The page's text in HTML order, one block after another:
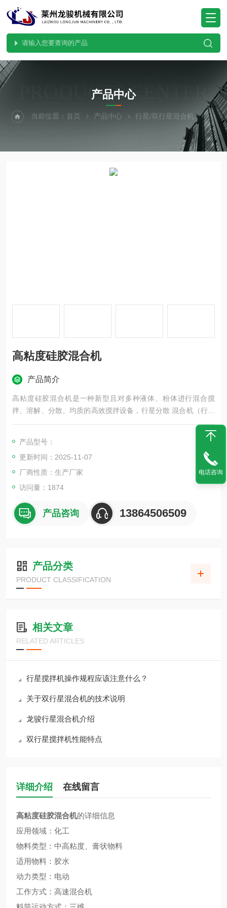
PRODUCTS CENTER
产品中心
当前位置：首页 产品中心 行星/双行星混合机 行星
高粘度硅胶混合机
产品简介
高粘度硅胶混合机是一种新型且对多种液体、粉体进行混合搅
拌、溶解、分散、均质的高效搅拌设备，行星分散 混合机（行星
搅拌机）有高速、低速、活动刮板三轴，行星分散混合机（行星
搅拌机）广泛应用于高粘度电池、涂料、有机硅胶、油墨、染
料、粘胶剂等。
产品型号：
更新时间：2025-11-07
厂商性质：生产厂家
访问量：1874
产品咨询 13864506509
产品分类
PRODUCT CLASSIFICATION
相关文章
RELATED ARTICLES
行星搅拌机操作规程应该注意什么？
关于双行星混合机的技术说明
龙骏行星混合机介绍
双行星搅拌机性能特点
详细介绍 在线留言
高粘度硅胶混合机的详细信息
应用领域：化工
物料类型：中高粘度、膏状物料
适用物料：胶水
动力类型：电动
工作方式：高速混合机
电话咨询